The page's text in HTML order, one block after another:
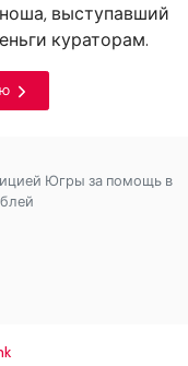
выступавший
кураторам.
Югры за помощь в